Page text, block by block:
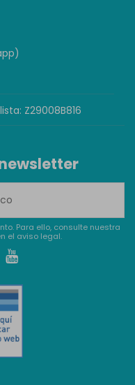
Z29008B816
Para ello, consulte nuestra
el aviso legal.